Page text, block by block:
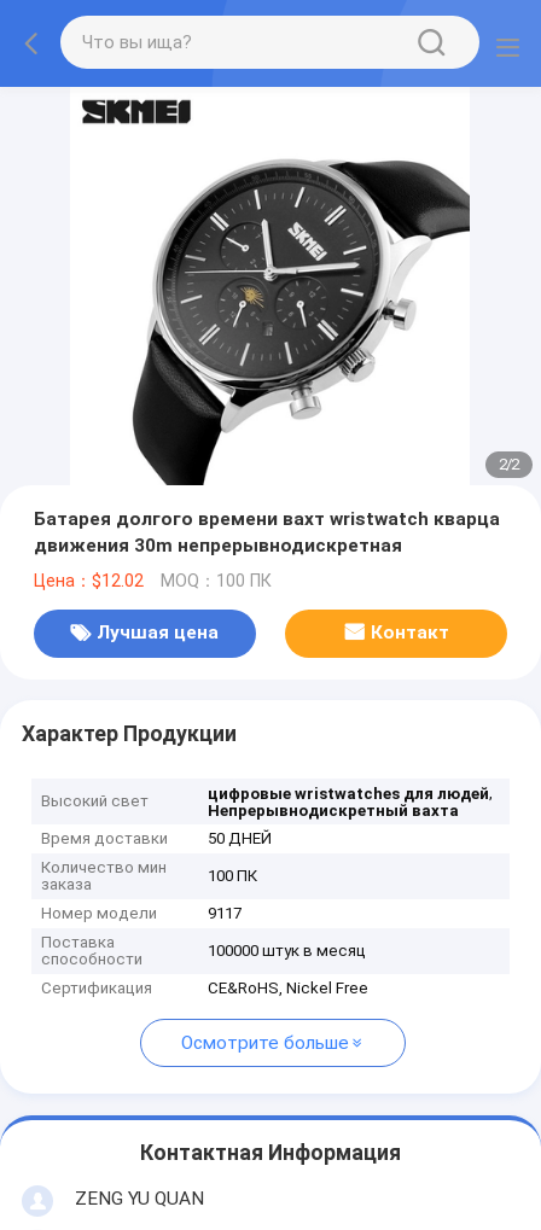
2/2
Батарея долгого времени вахт wristwatch кварца
движения 30m непрерывнодискретная
Цена：$12.02 MOQ：100 ПК
Лучшая цена Контакт
Характер Продукции
Высокий свет цифровые wristwatches для людей,
Непрерывнодискретный вахта
Время доставки
50 ДНЕЙ
Количество мин
заказа
100 ПК
Номер модели
9117
Поставка
способности
100000 штук в месяц
Сертификация CE&RoHS, Nickel Free
Осмотрите больше
Контактная Информация
ZENG YU QUAN